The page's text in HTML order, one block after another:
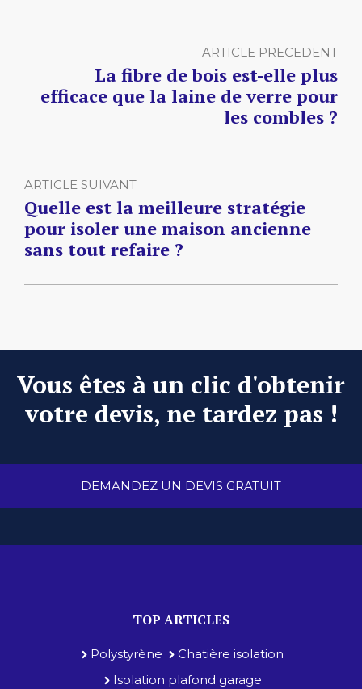
ARTICLE PRECEDENT
La fibre de bois est-elle plus
efficace que la laine de verre pour
les combles ?
ARTICLE SUIVANT
Quelle est la meilleure stratégie
pour isoler une maison ancienne
sans tout refaire ?
Vous êtes à un clic d'obtenir
votre devis, ne tardez pas !
DEMANDEZ UN DEVIS GRATUIT
TOP ARTICLES
Polystyrène
Chatière isolation
Isolation plafond garage